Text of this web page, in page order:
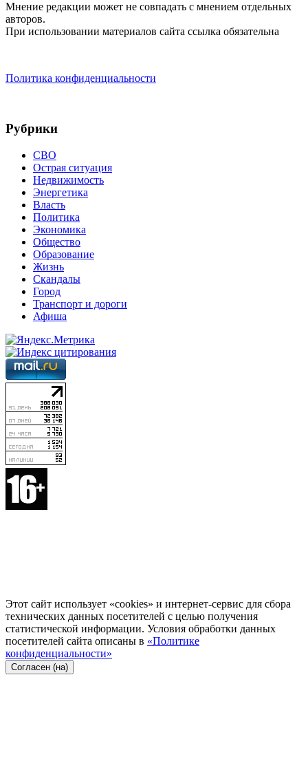
Мнение редакции может не совпадать с мнением отдельных
авторов.
При использовании материалов сайта ссылка обязательна
Политика конфиденциальности
Рубрики
СВО
Острая ситуация
Недвижимость
Энергетика
Власть
Политика
Экономика
Общество
Образование
Жизнь
Скандалы
Город
Транспорт и дороги
Афиша
Этот сайт использует «cookies» и интернет-сервис для сбора
технических данных посетителей с целью получения
статистической информации. Условия обработки данных
посетителей сайта описаны в «Политике
конфиденциальности»
Согласен (на)